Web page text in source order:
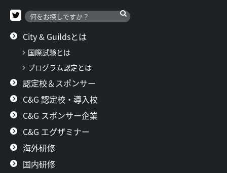
City & Guildsとは
国際試験とは
プログラム認定とは
認定校＆スポンサー
C&G 認定校・導入校
C&G スポンサー企業
C&G エグザミナー
海外研修
国内研修